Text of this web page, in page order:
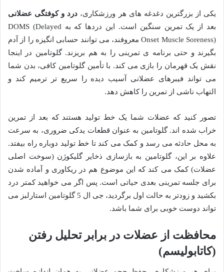
یکی از بزرگترین دغدغه های هر ورزشکاری، درد و کوفتگی عضلانی
بعد از یک تمرین سنگین است. این دردها که به DOMS (Delayed
Onset Muscle Soreness) معروفند، می توانند حسابی انگیزه را از آدم
بگیرند و حتی برنامه ی تمرینی را به هم بریزند. گلوتامین در اینجا
نقش یک قهرمان را بازی می کند. با تأمین گلوتامین کافی، بدن شما
می تواند فیبرهای عضلانی آسیب دیده را سریع تر ترمیم کند و
التهاب ناشی از تمرین را کاهش دهد.
تصور کنید که عضلات شما یک خط تولید هستند که بعد از تمرین
خراب شده اند. گلوتامین به عنوان قطعات یدکی ضروری، به سرعت
به محل حادثه می رسد و کمک می کند تا خط تولید دوباره راه بیفتد.
علاوه بر این، گلوتامین به بازسازی ذخایر گلیکوژن (سوخت اصلی
عضلات) کمک می کند که این موضوع هم در ریکاوری و آماده شدن
برای جلسه تمرینی بعدی حیاتی است. پس اگر می خواهید کمتر درد
بکشید و زودتر به حالت اول برگردید، جی ال 5 گلوتامین استارلبز می
تواند دوست خوبی برای شما باشد.
محافظت از عضلات در برابر تحلیل رفتن
(کاتابولیسم)